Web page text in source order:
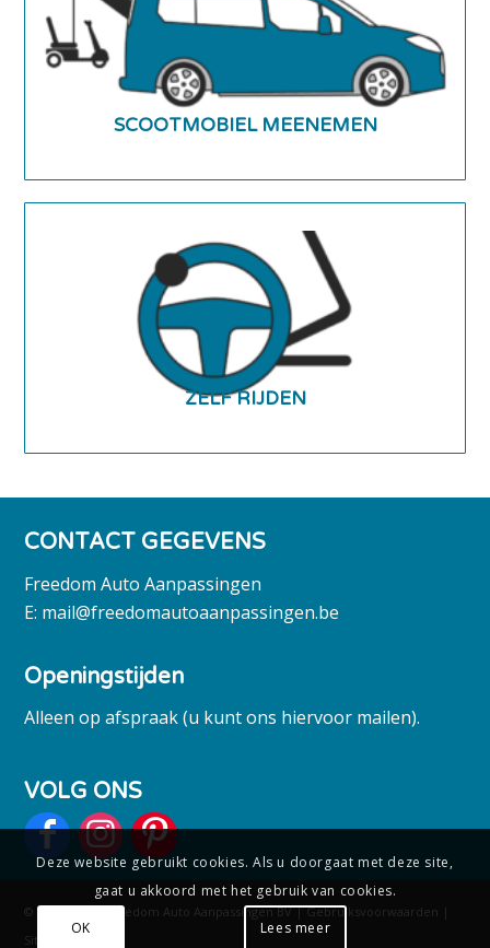
SCOOTMOBIEL MEENEMEN
ZELF RIJDEN
CONTACT GEGEVENS
Freedom Auto Aanpassingen
E: mail@freedomautoaanpassingen.be
Openingstijden
Alleen op afspraak (u kunt ons hiervoor mailen).
VOLG ONS
© Copyright - Freedom Auto Aanpassingen BV |Gebruiksvoorwaarden |
Sitemap
Deze website gebruikt cookies. Als u doorgaat met deze site,
gaat u akkoord met het gebruik van cookies.
OK Lees meer